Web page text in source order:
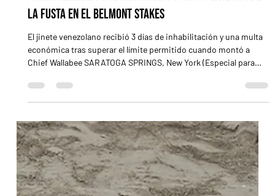
20 jun 2 min de lectura
Junior Alvarado fue sancionado por uso excesivo de
la fusta en el Belmont Stakes